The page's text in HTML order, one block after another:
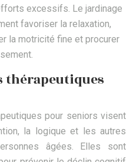
excessifs. Le jardinage
favoriser la relaxation,
la motricité fine et procurer
pour seniors visent
la logique et les autres
âgées. Elles sont